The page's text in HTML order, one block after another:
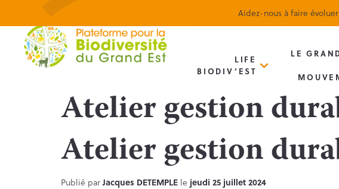
Aidez-nous à faire
LIFE
BIODIV’EST
LE
Atelier gestion
Atelier gestion
Publié parJacques DETEMPLE le jeudi 25 juillet 2024